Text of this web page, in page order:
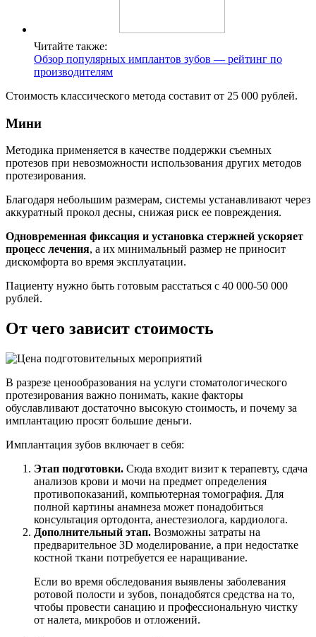
Читайте также:
Обзор популярных имплантов зубов — рейтинг по
производителям
Стоимость классического метода составит от 25 000 рублей.
Мини
Методика применяется в качестве поддержки съемных
протезов при невозможности использования других методов
протезирования.
Благодаря небольшим размерам, системы устанавливают через
аккуратный прокол десны, снижая риск ее повреждения.
Одновременная фиксация и установка стержней ускоряет
процесс лечения, а их минимальный размер не приносит
дискомфорта во время эксплуатации.
Пациенту нужно быть готовым расстаться с 40 000-50 000
рублей.
От чего зависит стоимость
В разрезе ценообразования на услуги стоматологического
протезирования важно понимать, какие факторы
обуславливают достаточно высокую стоимость, и почему за
имплантацию просят большие деньги.
Имплантация зубов включает в себя:
Этап подготовки. Сюда входит визит к терапевту, сдача
анализов крови и мочи на предмет определения
противопоказаний, компьютерная томография. Для
полной картины анамнеза может понадобиться
консультация ортодонта, анестезиолога, кардиолога.
Дополнительный этап. Возможны затраты на
предварительное 3D моделирование, а при недостатке
костной ткани потребуется ее наращивание.
Если во время обследования выявлены заболевания
ротовой полости и зубов, понадобятся средства на то,
чтобы провести санацию и профессиональную чистку
от налета, микробов и отложений.